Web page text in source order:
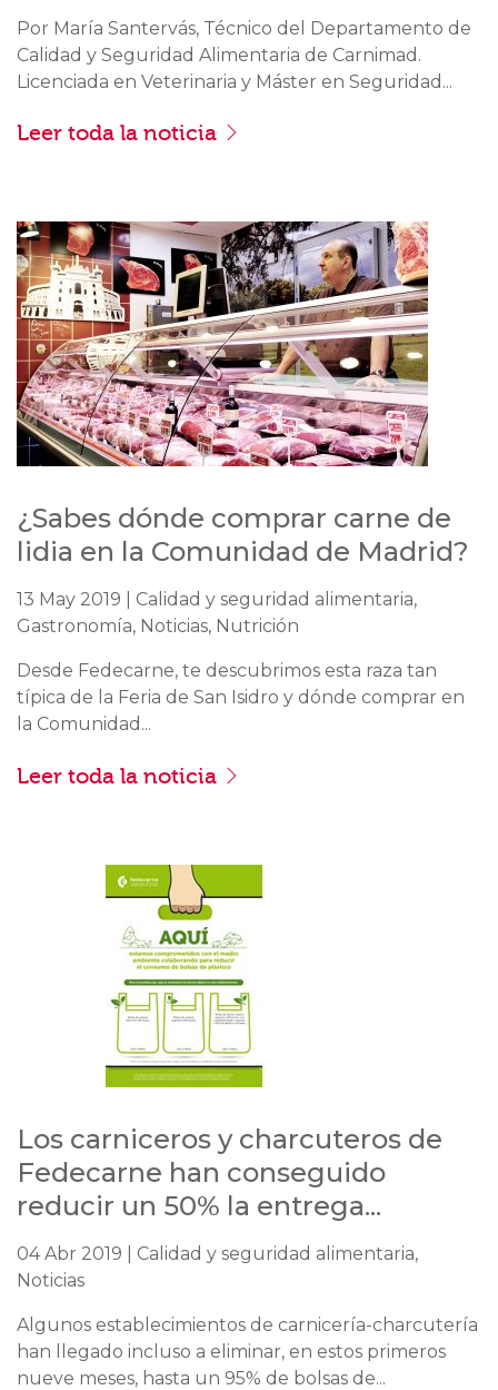
Por María Santervás, Técnico del Departamento de
Calidad y Seguridad Alimentaria de Carnimad.
Licenciada en Veterinaria y Máster en Seguridad...
Leer toda la noticia
¿Sabes dónde comprar carne de
lidia en la Comunidad de Madrid?
13 May 2019 | Calidad y seguridad alimentaria,
Gastronomía, Noticias, Nutrición
Desde Fedecarne, te descubrimos esta raza tan
típica de la Feria de San Isidro y dónde comprar en
la Comunidad...
Leer toda la noticia
Los carniceros y charcuteros de
Fedecarne han conseguido
reducir un 50% la entrega...
04 Abr 2019 | Calidad y seguridad alimentaria,
Noticias
Algunos establecimientos de carnicería-charcutería
han llegado incluso a eliminar, en estos primeros
nueve meses, hasta un 95% de bolsas de...